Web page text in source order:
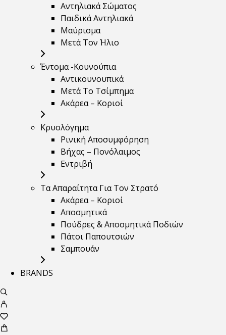
Αντηλιακά Σώματος
Παιδικά Αντηλιακά
Μαύρισμα
Mετά Τον Ήλιο
Έντομα -Κουνούπια
Αντικουνουπικά
Μετά Το Τσίμπημα
Ακάρεα – Κοριοί
Κρυολόγημα
Ρινική Αποσυμφόρηση
Βήχας – Πονόλαιμος
Εντριβή
Τα Απαραίτητα Για Τον Στρατό
Ακάρεα – Κοριοί
Αποσμητικά
Πούδρες & Αποσμητικά Ποδιών
Πάτοι Παπουτσιών
Σαμπουάν
BRANDS